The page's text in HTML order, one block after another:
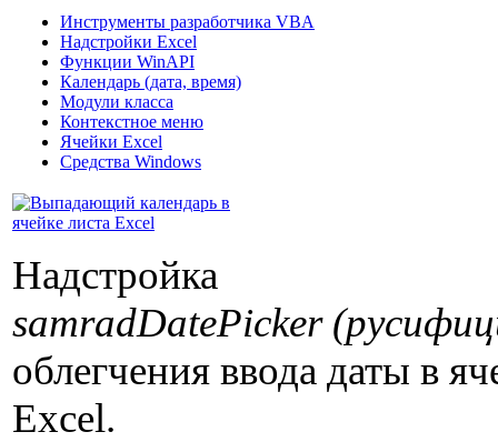
Инструменты разработчика VBA
Надстройки Excel
Функции WinAPI
Календарь (дата, время)
Модули класса
Контекстное меню
Ячейки Excel
Средства Windows
Надстройка
samradDatePicker
облегчения ввода даты в
Excel.